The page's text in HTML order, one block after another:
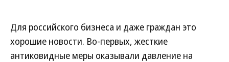
Для российского бизнеса и даже граждан это
хорошие новости. Во-первых, жесткие
антиковидные меры оказывали давление на